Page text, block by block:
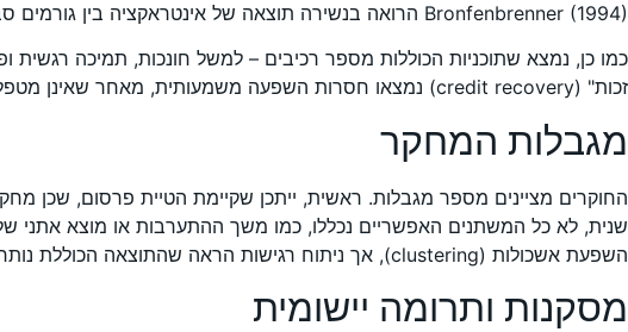
Bronfenbrenner (1994) הרואה בנשירה תוצאה של אינטראקציה בין גורמים סביבתיים רבים.
כמו כן, נמצא שתוכניות הכוללות מספר רכיבים – למשל חונכות, תמיכה רגשית
זכות" (credit recovery) נמצאו חסרות השפעה משמעותית, מאחר שאינן מטפלות במניעים הרגשיים והמוטיבציוניים של התלמידים.
מגבלות המחקר
החוקרים מציינים מספר מגבלות. ראשית, ייתכן שקיימת הטיית פרסום, שכן
שנית, לא כל המשתנים האפשריים נכללו, כמו משך ההתערבות או מוצא אתני
השפעת אשכולות (clustering), אך ניתוח רגישות הראה שהתוצאה הכוללת נותרה יציבה.
מסקנות ותרומה יישומית